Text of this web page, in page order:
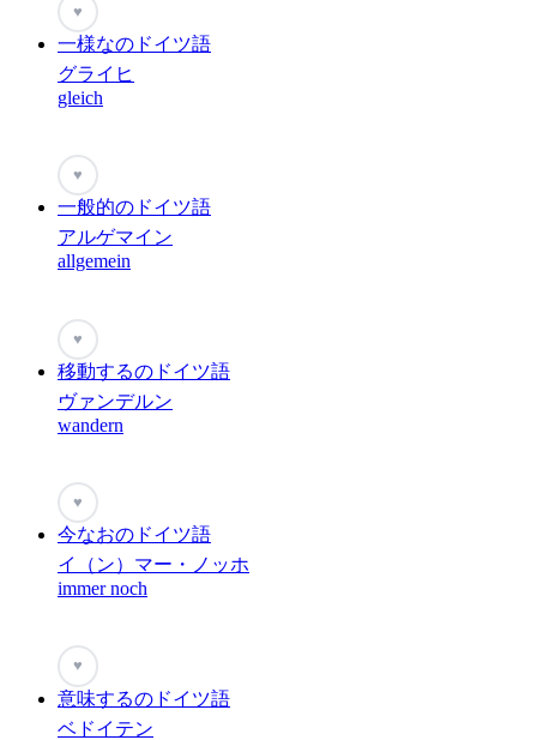
♥
一様なのドイツ語
グライヒ
gleich
♥
一般的のドイツ語
アルゲマイン
allgemein
♥
移動するのドイツ語
ヴァンデルン
wandern
♥
今なおのドイツ語
イ（ン）マー・ノッホ
immer noch
♥
意味するのドイツ語
ベドイテン